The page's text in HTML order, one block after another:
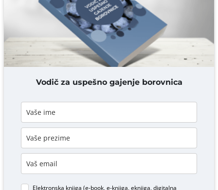
DODAJ KOMENTAR
Vodič za uspešno gajenje borovnica
Elektronska knjiga (e-book, e-knjiga, eknjiga, digitalna